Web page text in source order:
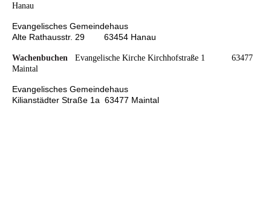
Hanau
Evangelisches Gemeindehaus
Alte Rathausstr. 29 63454 Hanau
Wachenbuchen Evangelische Kirche Kirchhofstraße 1 63477
Maintal
Evangelisches Gemeindehaus
Kilianstädter Straße 1a 63477 Maintal